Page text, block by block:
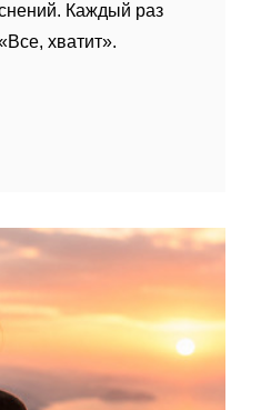
Каждый раз
хватит».